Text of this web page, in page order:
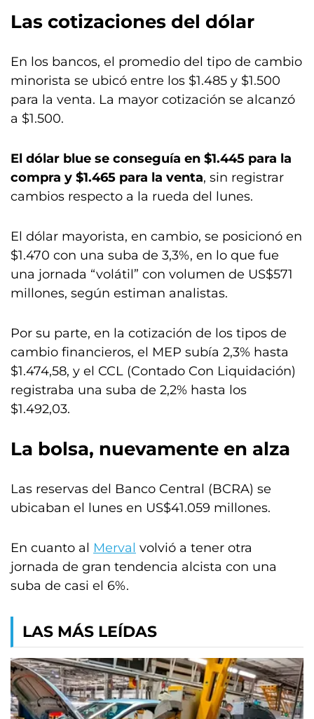
Las cotizaciones del dólar
En los bancos, el promedio del tipo de cambio
minorista se ubicó entre los $1.485 y $1.500
para la venta. La mayor cotización se alcanzó
a $1.500.
El dólar blue se conseguía en $1.445 para la
compra y $1.465 para la venta, sin registrar
cambios respecto a la rueda del lunes.
El dólar mayorista, en cambio, se posicionó en
$1.470 con una suba de 3,3%, en lo que fue
una jornada “volátil” con volumen de US$571
millones, según estiman analistas.
Por su parte, en la cotización de los tipos de
cambio financieros, el MEP subía 2,3% hasta
$1.474,58, y el CCL (Contado Con Liquidación)
registraba una suba de 2,2% hasta los
$1.492,03.
La bolsa, nuevamente en alza
Las reservas del Banco Central (BCRA) se
ubicaban el lunes en US$41.059 millones.
En cuanto al Merval volvió a tener otra
jornada de gran tendencia alcista con una
suba de casi el 6%.
LAS MÁS LEÍDAS